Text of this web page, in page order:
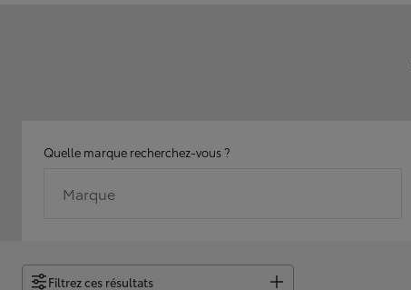
Quelle marque recherchez-vous ?
Marque
Filtrez ces résultats